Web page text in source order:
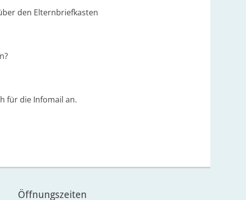
den Elternbriefkasten
für die Infomail an.
Öffnungszeiten